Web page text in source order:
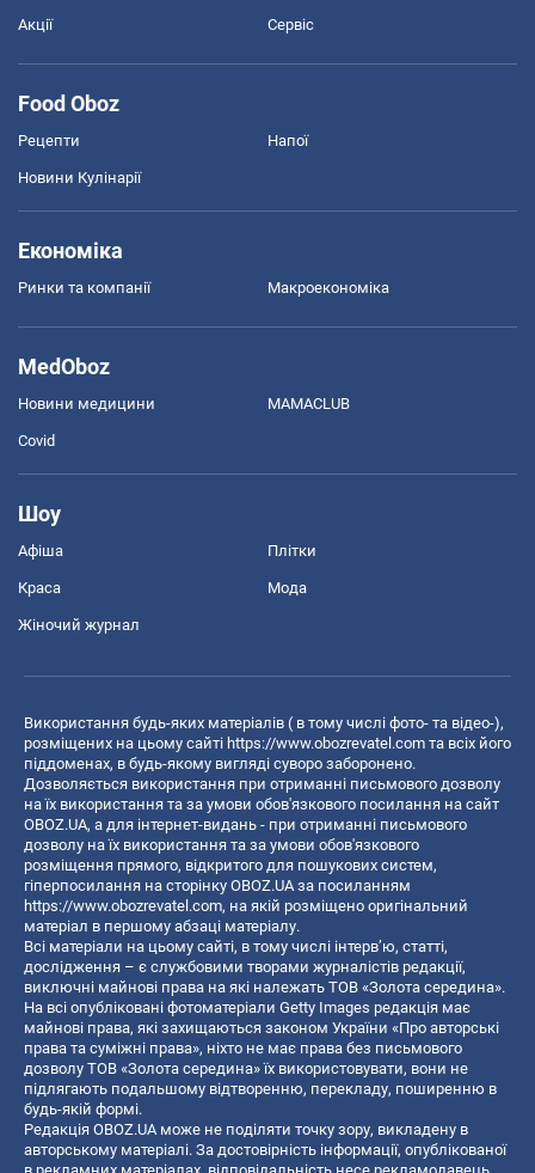
Акції Сервіс
Food Oboz
Рецепти Напої
Новини Кулінарії
Економіка
Ринки та компанії Макроекономіка
MedOboz
Новини медицини MAMACLUB
Covid
Шоу
Афіша Плітки
Краса Мода
Жіночий журнал
Використання будь-яких матеріалів ( в тому числі фото- та відео-),
розміщених на цьому сайті https://www.obozrevatel.com та всіх його
піддоменах, в будь-якому вигляді суворо заборонено.
Дозволяється використання при отриманні письмового дозволу
на їх використання та за умови обов'язкового посилання на сайт
OBOZ.UA, а для інтернет-видань - при отриманні письмового
дозволу на їх використання та за умови обов'язкового
розміщення прямого, відкритого для пошукових систем,
гіперпосилання на сторінку OBOZ.UA за посиланням
https://www.obozrevatel.com, на якій розміщено оригінальний
матеріал в першому абзаці матеріалу.
Всі матеріали на цьому сайті, в тому числі інтерв’ю, статті,
дослідження – є службовими творами журналістів редакції,
виключні майнові права на які належать ТОВ «Золота середина».
На всі опубліковані фотоматеріали Getty Images редакція має
майнові права, які захищаються законом України «Про авторські
права та суміжні права», ніхто не має права без письмового
дозволу ТОВ «Золота середина» їх використовувати, вони не
підлягають подальшому відтворенню, перекладу, поширенню в
будь-якій формі.
Редакція OBOZ.UA може не поділяти точку зору, викладену в
авторському матеріалі. За достовірність інформації, опублікованої